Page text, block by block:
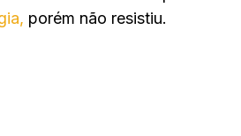
porém não resistiu.